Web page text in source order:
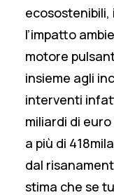
l’impatto
motore
insieme agli
interventi
miliardi di
a più di
dal
stima che se